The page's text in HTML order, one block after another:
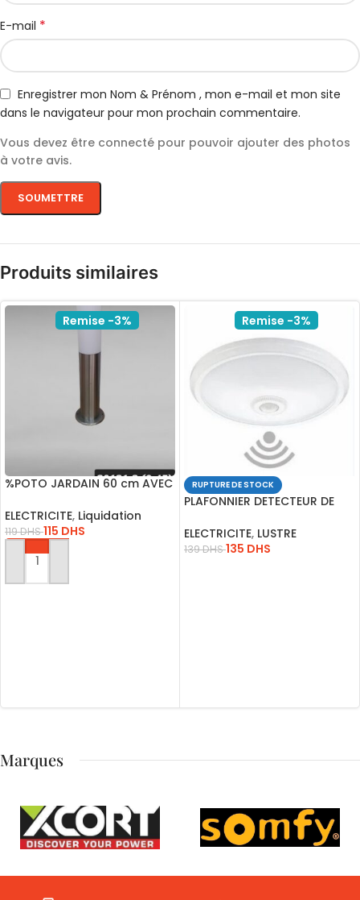
E-mail *
Enregistrer mon Nom & Prénom , mon e-mail et mon site
dans le navigateur pour mon prochain commentaire.
Vous devez être connecté pour pouvoir ajouter des photos
à votre avis.
Produits similaires
Remise -3%
%POTO JARDAIN 60 cm AVEC
ELECTRICITE, Liquidation
119DHS115 DHS
AJOUTER AU PANIER
Remise -3%
RUPTURE DE STOCK
PLAFONNIER DETECTEUR DE
ELECTRICITE, LUSTRE
139DHS135 DHS
Marques